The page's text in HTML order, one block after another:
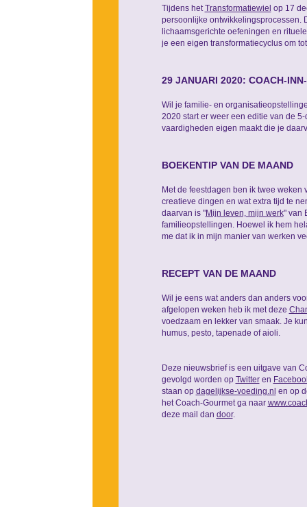
Tijdens hetTransformatiewiel op 17
persoonlijke ontwikkelingsprocessen.
lichaamsgerichte oefeningen en
je een eigen transformatiecyclus om
29 JANUARI 2020: COACH-
Wil je familie- en
2020 start er weer een editie van de
vaardigheden eigen maakt die je
BOEKENTIP VAN DE MAAND
Met de feestdagen ben ik twee weken
creatieve dingen en wat extra tijd te
daarvan is "Mijn leven, mijn werk" van
familieopstellingen. Hoewel ik hem
me dat ik in mijn manier van werken
RECEPT VAN DE MAAND
Wil je eens wat anders dan anders
afgelopen weken heb ik met deze
voedzaam en lekker van smaak. Je
humus, pesto, tapenade of aioli.
Deze nieuwsbrief is een uitgave van
gevolgd worden op Twitteren
staan op dagelijkse-voeding.nl en op
het Coach-Gourmet ga naar
deze mail dan door.